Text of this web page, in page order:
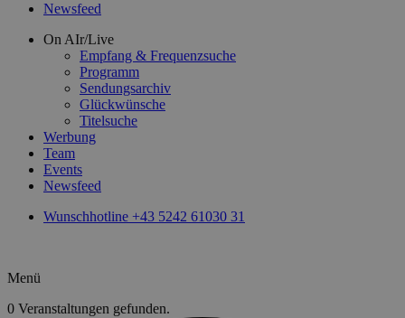
Newsfeed
On AIr/Live
Empfang & Frequenzsuche
Programm
Sendungsarchiv
Glückwünsche
Titelsuche
Werbung
Team
Events
Newsfeed
Wunschhotline +43 5242 61030 31
Menü
0 Veranstaltungen gefunden.